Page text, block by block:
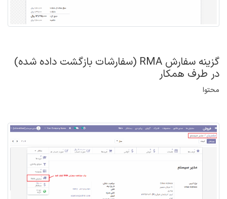
گزینه سفارش RMA (سفارشات بازگشت داده شده)
در طرف همکار
محتوا